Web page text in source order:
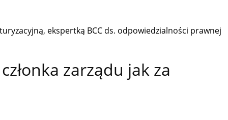
ekspertką BCC ds. odpowiedzialności prawnej
zarządu jak za